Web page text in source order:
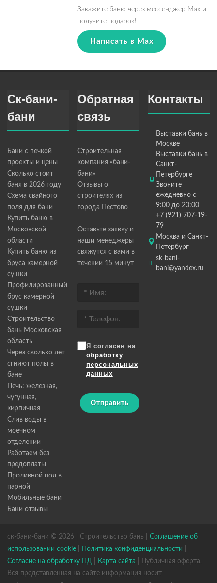
Закажите баню через мессенджер Max и
получите подарок!
Написать в Max
Ск-бани-
бани
Бани с печкой
проекты и цены
Сколько стоит
баня в 2026 году
Схема свайного
поля для бани
Купить баню в
Московской
области
Купить баню из
бруса камерной
сушки
Профилированный
брус камерной
сушки
Строительство
бань Московская
область
Через сколько лет
сгниют полы в
бане
Печь: железная,
чугунная,
кирпичная
Слив воды в
моечном
отделении
Работаем без
предоплаты
Проливной пол в
парной
Мобильные бани
Бани отзывы
Обратная
связь
Строительная
компания «бани-
бани»
Отзывы о
строителях из
города Пестово
Оставьте заявку и
наши менеджеры
свяжутся с вами в
течении 15 минут
Я согласен на
обработку
персональных
данных
Отправить
Контакты
Выставки бань в
Москве
Выставки бань в
Санкт-
Петербурге
Звоните
ежедневно с
9:00 до 20:00
+7 (921) 707-19-
79
Москва и Санкт-
Петербург
sk-bani-
bani@yandex.ru
ск-бани-бани © 2026 | Строительство бань | Соглашение об
использовании cookie
Политика конфиденциальности
Согласие на обработку ПД
Карта сайта | Публичная оферта.
Вся представленная на сайте информация носит